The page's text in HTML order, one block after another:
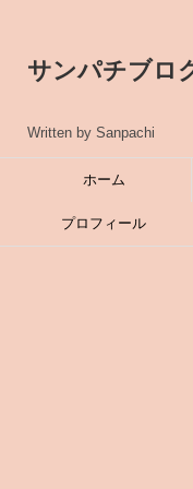
サンパチブロ
Written by Sanpachi
ホーム
プロフィール